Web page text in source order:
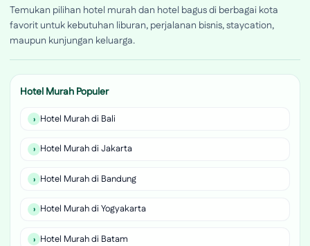
Temukan pilihan hotel murah dan hotel bagus di berbagai kota
favorit untuk kebutuhan liburan, perjalanan bisnis, staycation,
maupun kunjungan keluarga.
Hotel Murah Populer
Hotel Murah di Bali
Hotel Murah di Jakarta
Hotel Murah di Bandung
Hotel Murah di Yogyakarta
Hotel Murah di Batam